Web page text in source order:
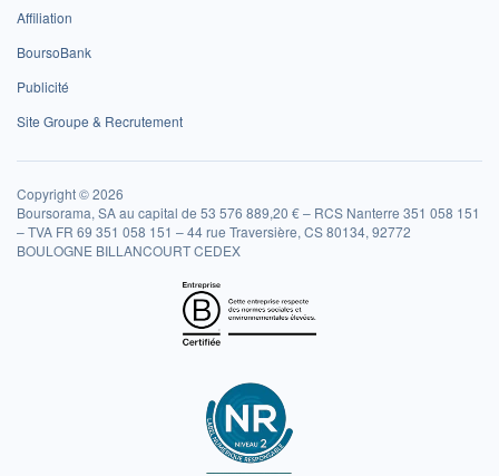
Affiliation
BoursoBank
Publicité
Site Groupe & Recrutement
Copyright © 2026
Boursorama, SA au capital de 53 576 889,20 € – RCS Nanterre 351 058 151
– TVA FR 69 351 058 151 – 44 rue Traversière, CS 80134, 92772
BOULOGNE BILLANCOURT CEDEX